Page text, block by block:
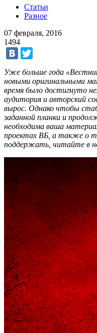
Статьи
Разное
07 февраля, 2016
1494
Уже больше года
новыми оригинальными
время было достигнуто
аудитория и авторский
вырос. Однако чтобы
заданной планки и
необходима ваша
проектах ВБ, а также о
поддержать, читайте в